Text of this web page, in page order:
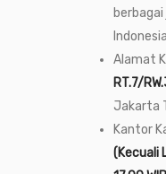
Indonesia
Alamat
RT.7/
Jakarta
Kantor
(Kecuali